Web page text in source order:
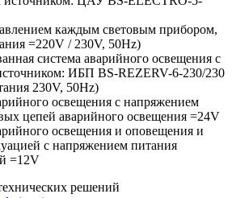
каждым световым прибором,
=220V / 230V, 50Hz)
система аварийного освещения с
ИБП BS-REZERV-6-230/230
230V, 50Hz)
освещения с напряжением
цепей аварийного освещения =24V
освещения и оповещения и
с напряжением питания
=12V
решений